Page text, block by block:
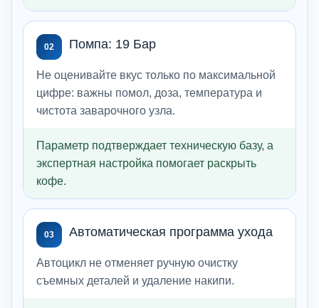
02 Помпа: 19 Бар
Не оценивайте вкус только по максимальной
цифре: важны помол, доза, температура и
чистота заварочного узла.
Параметр подтверждает техническую базу, а
экспертная настройка помогает раскрыть
кофе.
03 Автоматическая программа ухода
Автоцикл не отменяет ручную очистку
съемных деталей и удаление накипи.